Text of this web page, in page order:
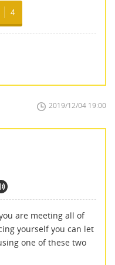
4
2019/12/04 19:00
are meeting all of
yourself you can let
one of these two